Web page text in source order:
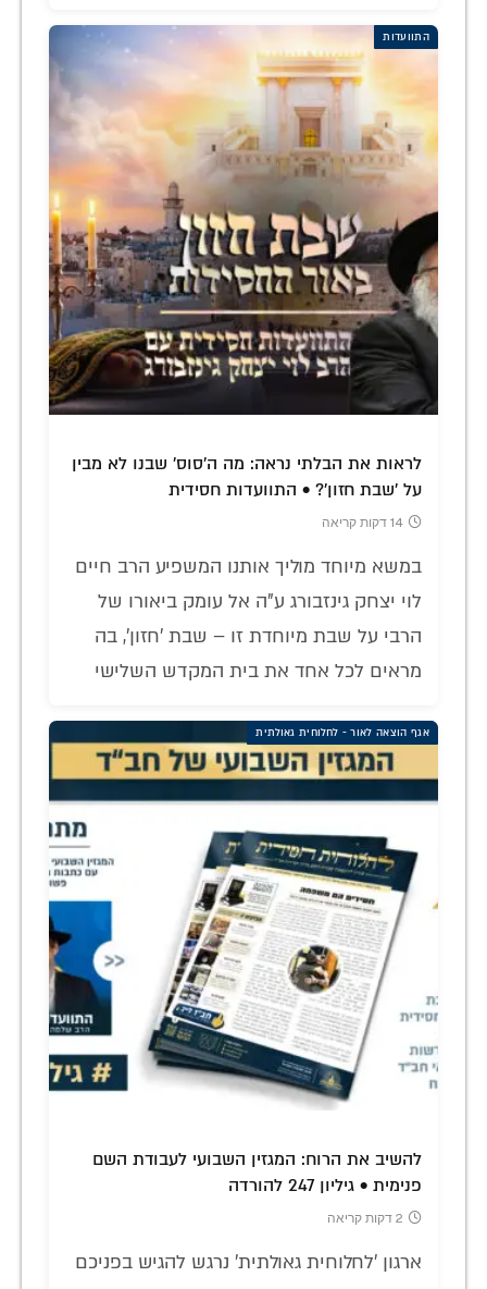
התוועדות
לראות את הבלתי נראה: מה ה'סוס' שבנו לא מבין
על 'שבת חזון'? • התוועדות חסידית
14 דקות קריאה
במשא מיוחד מוליך אותנו המשפיע הרב חיים
לוי יצחק גינזבורג ע"ה אל עומק ביאורו של
הרבי על שבת מיוחדת זו – שבת 'חזון', בה
מראים לכל אחד את בית המקדש השלישי
אגף הוצאה לאור - לחלוחית גאולתית
להשיב את הרוח: המגזין השבועי לעבודת השם
פנימית • גיליון 247 להורדה
2 דקות קריאה
ארגון 'לחלוחית גאולתית' נרגש להגיש בפניכם